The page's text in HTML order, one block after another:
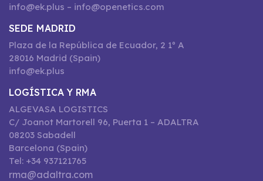
info@ek.plus – info@openetics.com
SEDE MADRID
Plaza de la República de Ecuador, 2 1º A
28016 Madrid (Spain)
info@ek.plus
LOGÍSTICA Y RMA
ALGEVASA LOGISTICS
C/ Joanot Martorell 96, Puerta 1 – ADALTRA
08203 Sabadell
Barcelona (Spain)
Tel: +34 937121765
rma@adaltra.com